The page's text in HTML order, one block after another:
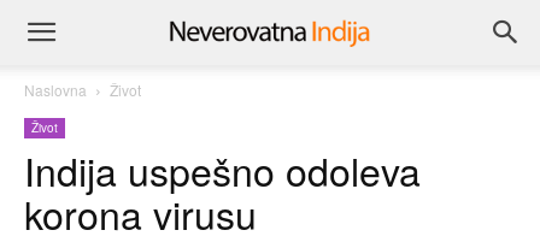
Naslovna Život
Život
Indija uspešno odoleva
korona virusu